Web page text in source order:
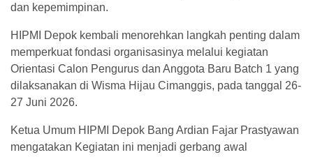
dan kepemimpinan.
HIPMI Depok kembali menorehkan langkah penting dalam
memperkuat fondasi organisasinya melalui kegiatan
Orientasi Calon Pengurus dan Anggota Baru Batch 1 yang
dilaksanakan di Wisma Hijau Cimanggis, pada tanggal 26-
27 Juni 2026.
Ketua Umum HIPMI Depok Bang Ardian Fajar Prastyawan
mengatakan Kegiatan ini menjadi gerbang awal